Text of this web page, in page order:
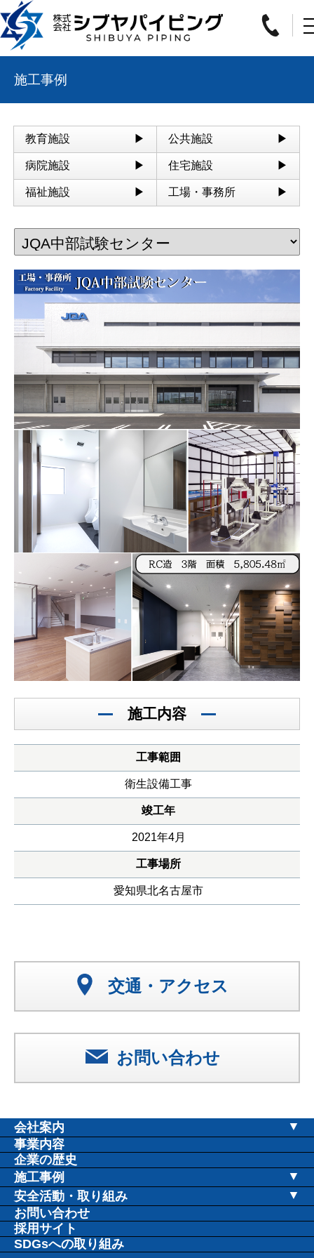
施工事例
教育施設 公共施設
病院施設 住宅施設
福祉施設 工場・事務所
施工内容
工事範囲
衛生設備工事
竣工年
2021年4月
工事場所
愛知県北名古屋市
交通・アクセス
お問い合わせ
会社案内
社長挨拶
会社概要
会社沿革
取締役・役員紹介
拠点案内
事業内容
企業の歴史
施工事例
教育施設
公共施設
病院施設
安全活動・取り組み
安全衛生協議会
安全推進活動
お問い合わせ
採用サイト
SDGsへの取り組み